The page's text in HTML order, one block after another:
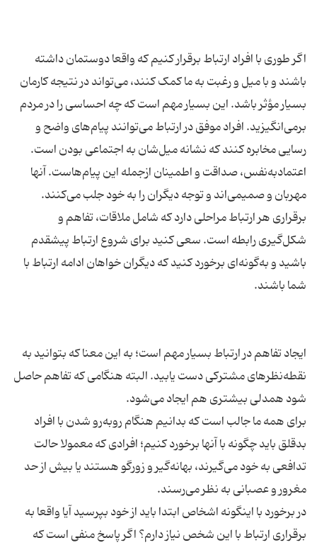
اگر طوری با افراد ارتباط برقرار کنیم که واقعا دوستمان داشته
باشند و با میل و رغبت به ما کمک کنند، می‌تواند در نتیجه کارمان
بسیار مؤثر باشد. این بسیار مهم است که چه احساسی را در مردم
برمی‌انگیزید. افراد موفق در ارتباط می‌توانند پیام‌های واضح و
رسایی مخابره کنند که نشانه میل‌شان به اجتماعی بودن است.
اعتمادبه‌نفس، صداقت و اطمینان ازجمله این پیام‌هاست. آنها
برقراری هر ارتباط مراحلی دارد که شامل ملاقات، تفاهم و
شکل‌گیری رابطه است. سعی کنید برای شروع ارتباط پیشقدم
باشید و به‌گونه‌ای برخورد کنید که دیگران خواهان ادامه ارتباط با
ایجاد تفاهم در ارتباط بسیار مهم است؛ به این معنا که بتوانید به
نقطه‌نظرهای مشترکی دست یابید. البته هنگامی که تفاهم حاصل
برای همه ما جالب است که بدانیم هنگام روبه‌رو شدن با افراد
بدقلق باید چگونه با آنها برخورد کنیم؛ افرادی که معمولا حالت
تدافعی به خود می‌گیرند، بهانه‌گیر و زورگو هستند یا بیش از حد
در برخورد با اینگونه اشخاص ابتدا باید از خود بپرسید آیا واقعا به
برقراری ارتباط با این شخص نیاز دارم؟ اگر پاسخ منفی است که